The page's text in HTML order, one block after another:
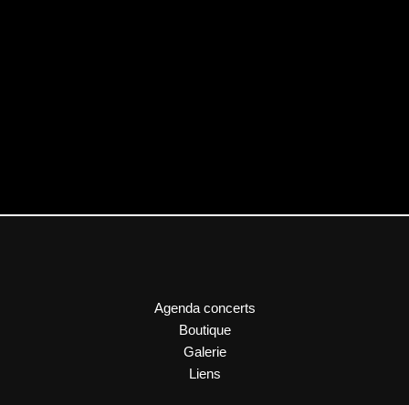
Agenda concerts
Boutique
Galerie
Liens